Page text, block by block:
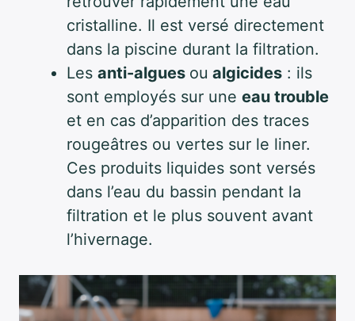
cristalline. Il est versé directement
dans la piscine durant la filtration.
Les anti-algues ou algicides : ils
sont employés sur une eau trouble
et en cas d’apparition des traces
rougeâtres ou vertes sur le liner.
Ces produits liquides sont versés
dans l’eau du bassin pendant la
filtration et le plus souvent avant
l’hivernage.